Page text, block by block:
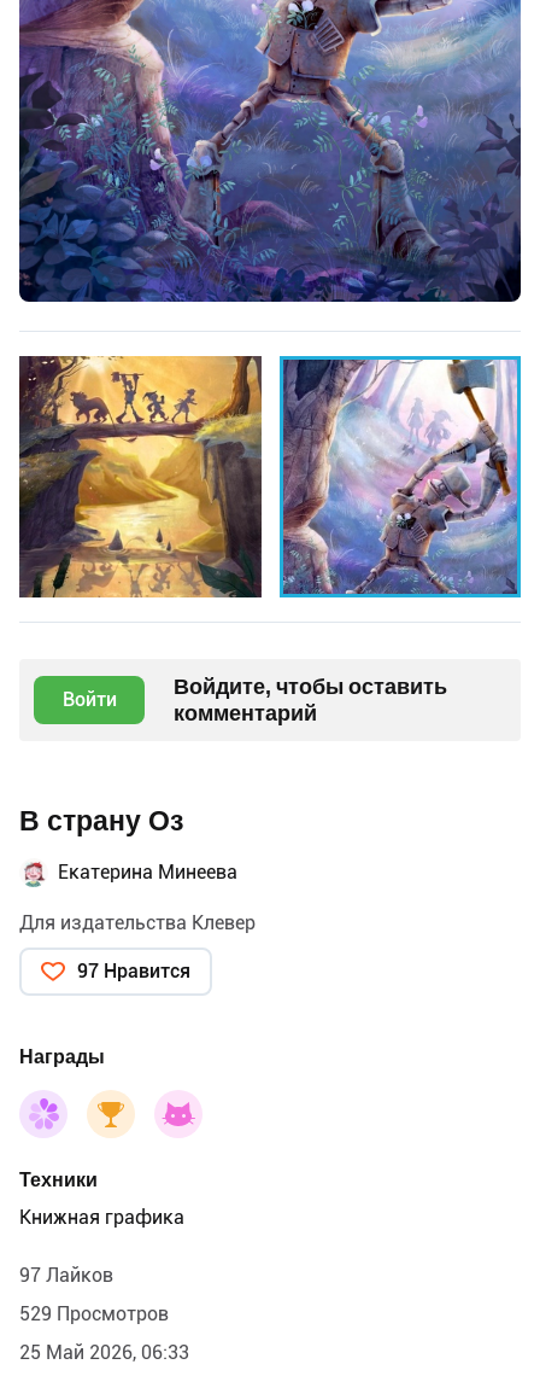
Войти
Войдите, чтобы оставить
комментарий
В страну Оз
Екатерина Минеева
Для издательства Клевер
97 Нравится
Награды
Техники
Книжная графика
97 Лайков
529 Просмотров
25 Май 2026, 06:33